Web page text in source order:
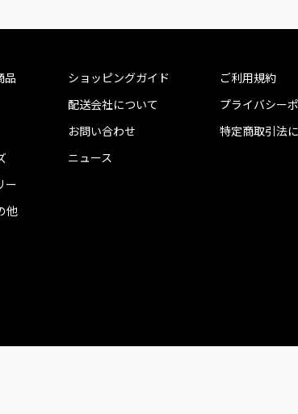
品
ー
他
ショッピングガイド
配送会社について
お問い合わせ
ニュース
ご利用規約
プライバシー
特定商取引法